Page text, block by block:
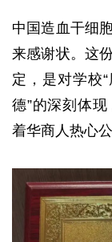
中国造血干细
来感谢状。这
定，是对学校
德”的深刻体
着华商人热心